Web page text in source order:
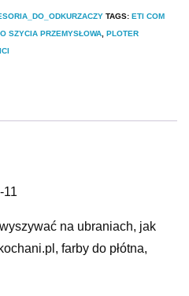
TAGS: ETI COM
SZYCIA PRZEMYSŁOWA, PLOTER
11
na ubraniach, jak
farby do płótna,